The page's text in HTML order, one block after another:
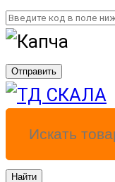
Отправить
Найти